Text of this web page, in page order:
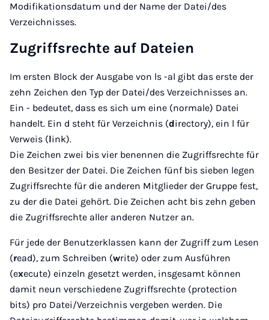
Modifikationsdatum und der Name der Datei/des
Verzeichnisses.
Zugriffsrechte auf Dateien
Im ersten Block der Ausgabe von ls -al gibt das erste der
zehn Zeichen den Typ der Datei/des Verzeichnisses an.
Ein - bedeutet, dass es sich um eine (normale) Datei
handelt. Ein d steht für Verzeichnis (directory), ein l für
Verweis (link).
Die Zeichen zwei bis vier benennen die Zugriffsrechte für
den Besitzer der Datei. Die Zeichen fünf bis sieben legen
Zugriffsrechte für die anderen Mitglieder der Gruppe fest,
zu der die Datei gehört. Die Zeichen acht bis zehn geben
die Zugriffsrechte aller anderen Nutzer an.
Für jede der Benutzerklassen kann der Zugriff zum Lesen
(read), zum Schreiben (write) oder zum Ausführen
(execute) einzeln gesetzt werden, insgesamt können
damit neun verschiedene Zugriffsrechte (protection
bits) pro Datei/Verzeichnis vergeben werden. Die